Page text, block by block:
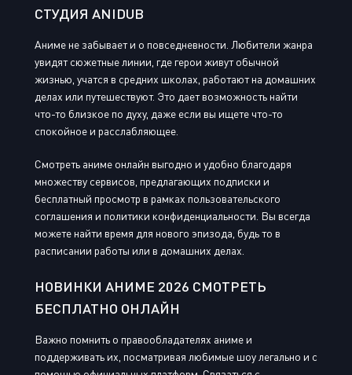
СТУДИЯ ANIDUB
Аниме не забывает и о повседневности. Любители жанра
увидят сюжетные линии, где герои живут обычной
жизнью, учатся в средних школах, работают на домашних
делах или путешествуют. Это дает возможность найти
что-то близкое по духу, даже если вы ищете что-то
спокойное и расслабляющее.
Смотреть аниме онлайн выгодно и удобно благодаря
множеству сервисов, предлагающих подписки и
бесплатный просмотр в рамках пользовательского
соглашения и политики конфиденциальности. Вы всегда
можете найти время для нового эпизода, будь то в
расписании работы или в домашних делах.
НОВИНКИ АНИМЕ 2026 СМОТРЕТЬ
БЕСПЛАТНО ОНЛАЙН
Важно помнить о правообладателях аниме и
поддерживать их, посматривая любимые шоу легально и с